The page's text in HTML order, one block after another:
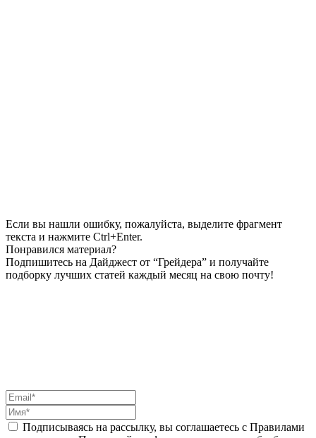
Если вы нашли ошибку, пожалуйста, выделите фрагмент
текста и нажмите Ctrl+Enter.
Понравился материал?
Подпишитесь на Дайджест от “Грейдера” и получайте
подборку лучших статей каждый месяц на свою почту!
Подписываясь на рассылку, вы соглашаетесь с Правилами